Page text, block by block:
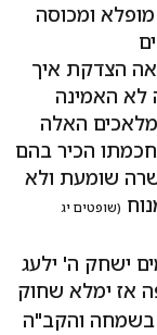
ומכוסה
הצדקת איך
האמינה
האלה
הכיר בהם
שומעת ולא
(שופטים יג
ישחק ה' ילעג
אז ימלא שחוק
והקב"ה